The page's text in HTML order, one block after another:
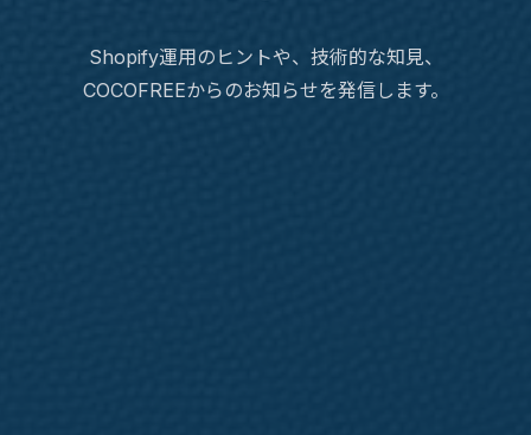
Shopify運用のヒントや、技術的な知見、
COCOFREEからのお知らせを発信します。